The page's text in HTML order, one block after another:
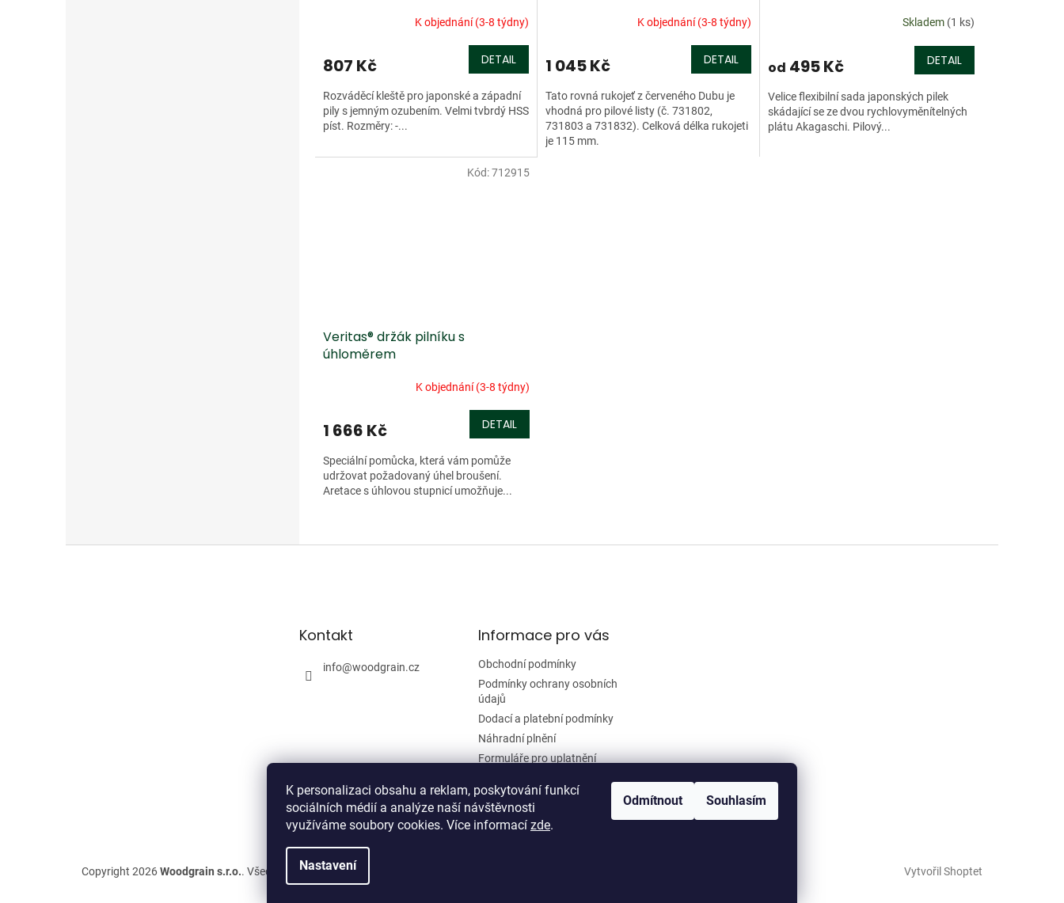
K personalizaci obsahu a reklam, poskytování funkcí
sociálních médií a analýze naší návštěvnosti
využíváme soubory cookies. Více informací zde.
Nastavení
Odmítnout Souhlasím
K objednání (3-8 týdny)
807 Kč DETAIL
Rozváděcí kleště pro japonské a západní
pily s jemným ozubením. Velmi tvbrdý HSS
píst. Rozměry: -...
K objednání (3-8 týdny)
1 045 Kč DETAIL
Tato rovná rukojeť z červeného Dubu je
vhodná pro pilové listy (č. 731802,
731803 a 731832). Celková délka rukojeti
je 115 mm.
Skladem (1 ks)
od 495 Kč DETAIL
Velice flexibilní sada japonských pilek
skádající se ze dvou rychlovyměnítelných
plátu Akagaschi. Pilový...
Veritas® držák pilníku s
úhloměrem
K objednání (3-8 týdny)
1 666 Kč DETAIL
Speciální pomůcka, která vám pomůže
udržovat požadovaný úhel broušení.
Aretace s úhlovou stupnicí umožňuje...
Kód:712915
v
p
i
s
u
Kontakt
info@woodgrain.cz
Informace pro vás
Obchodní podmínky
Podmínky ochrany osobních
údajů
Dodací a platební podmínky
Náhradní plnění
Formuláře pro uplatnění
smlouvy
Moje objednávka
Vytvořil Shoptet
Copyright 2026Woodgrain s.r.o.. Všechna práva vyhrazena.